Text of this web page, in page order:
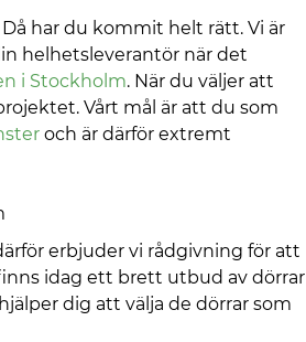
har du kommit helt rätt. Vi är
helhetsleverantör när det
i Stockholm. När du väljer att
Vårt mål är att du som
och är därför extremt
erbjuder vi rådgivning för att
idag ett brett utbud av dörrar
dig att välja de dörrar som